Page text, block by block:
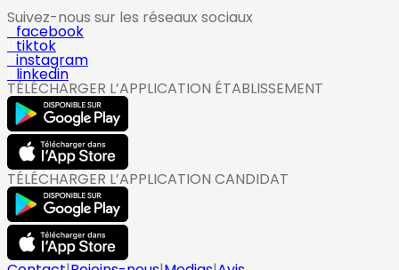
Suivez-nous sur les réseaux sociaux
facebook
tiktok
instagram
linkedin
TÉLÉCHARGER L’APPLICATION ÉTABLISSEMENT
TÉLÉCHARGER L’APPLICATION CANDIDAT